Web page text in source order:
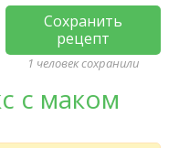
Сохранить
рецепт
1 человек сохранили
с маком